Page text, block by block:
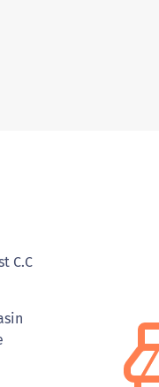
C.C